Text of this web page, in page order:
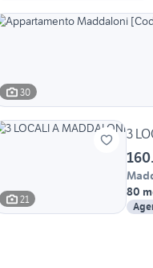
30
21
3
80